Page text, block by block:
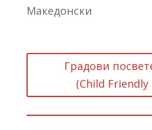
Македонски
Градови
(Child